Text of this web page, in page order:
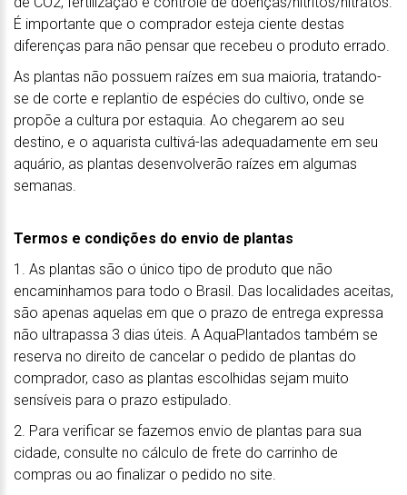
É importante que o comprador esteja ciente destas
diferenças para não pensar que recebeu o produto errado.
As plantas não possuem raízes em sua maioria, tratando-
se de corte e replantio de espécies do cultivo, onde se
propõe a cultura por estaquia. Ao chegarem ao seu
destino, e o aquarista cultivá-las adequadamente em seu
aquário, as plantas desenvolverão raízes em algumas
semanas.
Termos e condições do envio de plantas
1. As plantas são o único tipo de produto que não
encaminhamos para todo o Brasil. Das localidades aceitas,
são apenas aquelas em que o prazo de entrega expressa
não ultrapassa 3 dias úteis. A AquaPlantados também se
reserva no direito de cancelar o pedido de plantas do
comprador, caso as plantas escolhidas sejam muito
sensíveis para o prazo estipulado.
2. Para verificar se fazemos envio de plantas para sua
cidade, consulte no cálculo de frete do carrinho de
compras ou ao finalizar o pedido no site.